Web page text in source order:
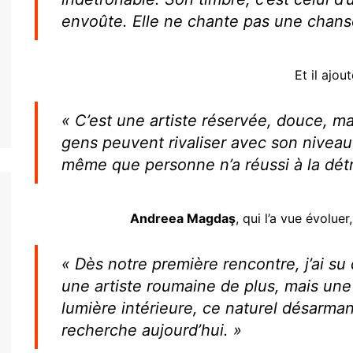
envoûte. Elle ne chante pas une
Et il
« C’est une artiste réservée, douce,
gens peuvent rivaliser avec son
même que personne n’a réussi à la
Andreea Magdaş, qui l’a vue
« Dès notre première rencontre, j’ai
une artiste roumaine de plus, mais
lumière intérieure, ce naturel
recherche aujourd’hui. »